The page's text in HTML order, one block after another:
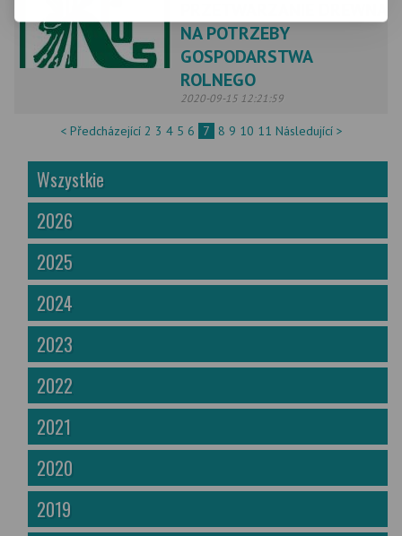
NA POTRZEBY
GOSPODARSTWA
ROLNEGO
2020-09-15 12:21:59
< Předcházející 2 3 4 5 6 7 8 9 10 11 Následující >
Wszystkie
2026
2025
2024
2023
2022
2021
2020
2019